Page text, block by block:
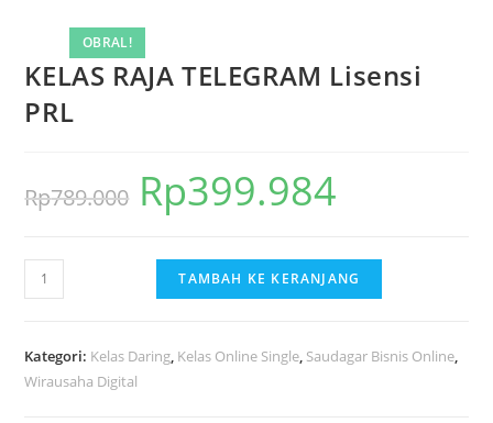
OBRAL!
KELAS RAJA TELEGRAM Lisensi
PRL
Rp789.000
Harga
aslinya
adalah:
Rp789.000.
Rp399.984
ini
adalah:
Kuantitas
KELAS
TELEGRAM
Lisensi
TAMBAH KE KERANJANG
Kategori: Kelas Daring Kelas Online Single Saudagar Bisnis Online
Wirausaha Digital